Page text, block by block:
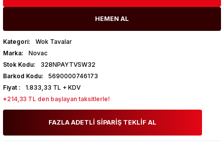
HEMEN AL
Kategori
Wok Tavalar
Marka
Novac
Stok Kodu
328NPAYTVSW32
Barkod Kodu
5690000746173
Fiyat
1.833,33 TL + KDV
*214,33 TL den başlayan taksitlerle!
FAZLA ADETLİ SİPARİŞ TEKLİF AL